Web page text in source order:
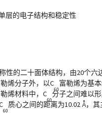
层的电子结构和稳定性
性的二十面体结构，由20个六
烯分子外，以C
60
富勒烯为基
烯材料中，C
60
分子之间难以
60
质心之间的距离为10.02 Å，